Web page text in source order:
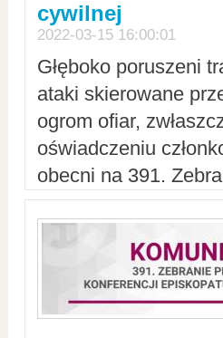
cywilnej
2022-03-15 16:00:01
Głęboko poruszeni
ataki skierowane
ogrom ofiar,
oświadczeniu
obecni na 391.